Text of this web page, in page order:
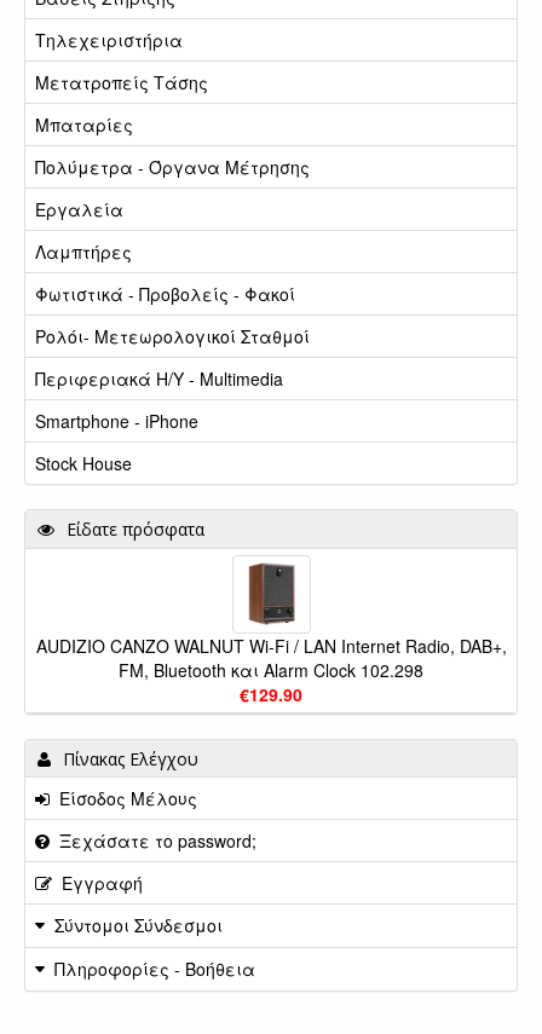
Τηλεχειριστήρια
Μετατροπείς Τάσης
Μπαταρίες
Πολύμετρα - Όργανα Μέτρησης
Εργαλεία
Λαμπτήρες
Φωτιστικά - Προβολείς - Φακοί
Ρολόι- Μετεωρολογικοί Σταθμοί
Περιφεριακά Η/Υ - Multimedia
Smartphone - iPhone
Stock House
Είδατε πρόσφατα
AUDIZIO CANZO WALNUT Wi-Fi / LAN Internet Radio, DAB+,
FM, Bluetooth και Alarm Clock 102.298
€129.90
Πίνακας Ελέγχου
Είσοδος Μέλους
Ξεχάσατε το password;
Εγγραφή
Σύντομοι Σύνδεσμοι
Πληροφορίες - Βοήθεια